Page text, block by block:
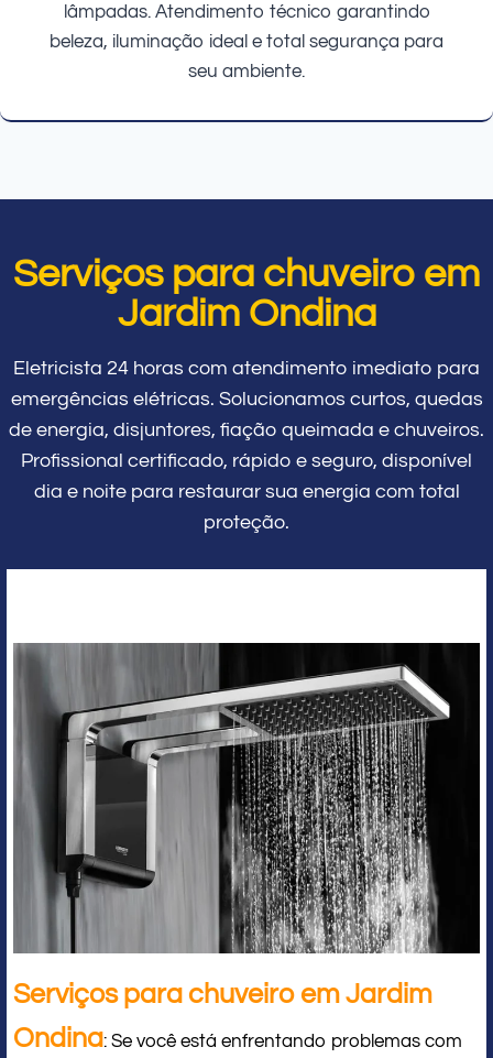
lâmpadas. Atendimento técnico garantindo
beleza, iluminação ideal e total segurança para
seu ambiente.
Serviços para chuveiro em
Jardim Ondina
Eletricista 24 horas com atendimento imediato para
emergências elétricas. Solucionamos curtos, quedas
de energia, disjuntores, fiação queimada e chuveiros.
Profissional certificado, rápido e seguro, disponível
dia e noite para restaurar sua energia com total
proteção.
Serviços para chuveiro em Jardim
Ondina: Se você está enfrentando problemas com